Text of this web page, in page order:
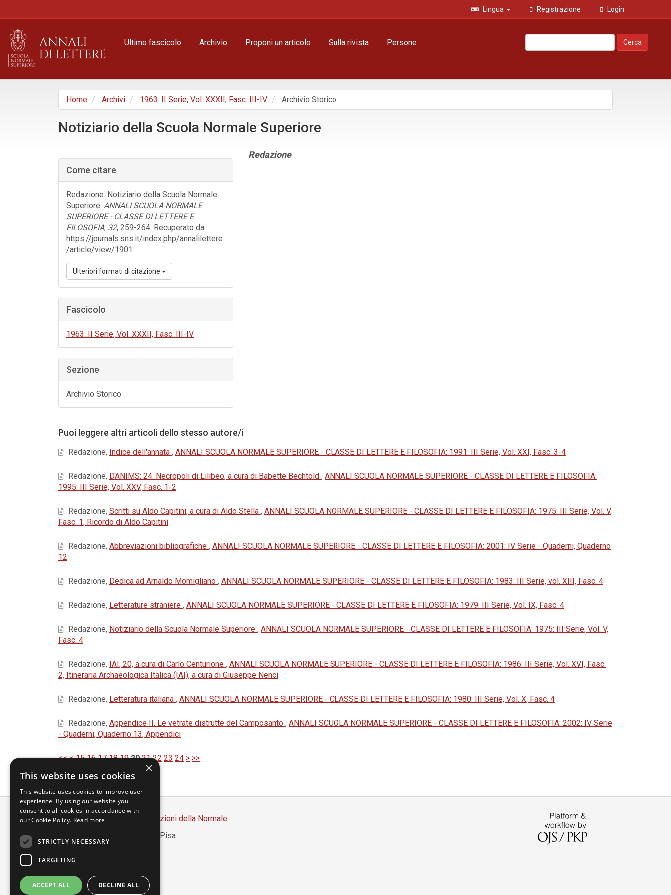
principale
Barra
laterale
Lingua Registrazione Login
Ultimo fascicolo Archivio Proponi un articolo Sulla rivista Persone Cerca
Home Archivi 1963: II Serie, Vol. XXXII, Fasc. III-IV Archivio Storico
Notiziario della Scuola Normale Superiore
laterale
dell'articolo
Come citare
Redazione. Notiziario della Scuola Normale
Superiore. ANNALI SCUOLA NORMALE
SUPERIORE - CLASSE DI LETTERE E
FILOSOFIA, 32, 259-264. Recuperato da
https://journals.sns.it/index.php/annalilettere
/article/view/1901
Ulteriori formati di citazione
Fascicolo
1963: II Serie, Vol. XXXII, Fasc. III-IV
Sezione
Archivio Storico
Contenuto
Redazione
Puoi leggere altri articoli dello stesso autore/i
Redazione, Indice dell'annata , ANNALI SCUOLA NORMALE SUPERIORE - CLASSE DI LETTERE E FILOSOFIA: 1991: III Serie, Vol. XXI, Fasc. 3-4
Redazione, DANIMS: 24. Necropoli di Lilibeo, a cura di Babette Bechtold , ANNALI SCUOLA NORMALE SUPERIORE - CLASSE DI LETTERE E FILOSOFIA:
1995: III Serie, Vol. XXV, Fasc. 1-2
Redazione, Scritti su Aldo Capitini, a cura di Aldo Stella , ANNALI SCUOLA NORMALE SUPERIORE - CLASSE DI LETTERE E FILOSOFIA: 1975: III Serie, Vol. V,
Fasc. 1, Ricordo di Aldo Capitini
Redazione, Abbreviazioni bibliografiche , ANNALI SCUOLA NORMALE SUPERIORE - CLASSE DI LETTERE E FILOSOFIA: 2001: IV Serie - Quaderni, Quaderno
12
Redazione, Dedica ad Arnaldo Momigliano , ANNALI SCUOLA NORMALE SUPERIORE - CLASSE DI LETTERE E FILOSOFIA: 1983: III Serie, vol. XIII, Fasc. 4
Redazione, Letterature straniere , ANNALI SCUOLA NORMALE SUPERIORE - CLASSE DI LETTERE E FILOSOFIA: 1979: III Serie, Vol. IX, Fasc. 4
Redazione, Notiziario della Scuola Normale Superiore , ANNALI SCUOLA NORMALE SUPERIORE - CLASSE DI LETTERE E FILOSOFIA: 1975: III Serie, Vol. V,
Fasc. 4
Redazione, IAI, 20, a cura di Carlo Centurione , ANNALI SCUOLA NORMALE SUPERIORE - CLASSE DI LETTERE E FILOSOFIA: 1986: III Serie, Vol. XVI, Fasc.
2, Itineraria Archaeologica Italica (IAI), a cura di Giuseppe Nenci
Redazione, Letteratura italiana , ANNALI SCUOLA NORMALE SUPERIORE - CLASSE DI LETTERE E FILOSOFIA: 1980: III Serie, Vol. X, Fasc. 4
Redazione, Appendice II. Le vetrate distrutte del Camposanto , ANNALI SCUOLA NORMALE SUPERIORE - CLASSE DI LETTERE E FILOSOFIA: 2002: IV Serie
- Quaderni, Quaderno 13, Appendici
<< < 15 16 17 18 19 20 21 22 23 24 > >>
Scuola Normale Superiore
Edizioni della Normale
Piazza dei Cavalieri, 7 - 56126 Pisa
Partita IVA 00420000507
segreteria.annali@sns.it
×
This website uses cookies
This website uses cookies to improve user
experience. By using our website you
consent to all cookies in accordance with
our Cookie Policy. Read more
STRICTLY NECESSARY
TARGETING
ACCEPT ALL DECLINE ALL